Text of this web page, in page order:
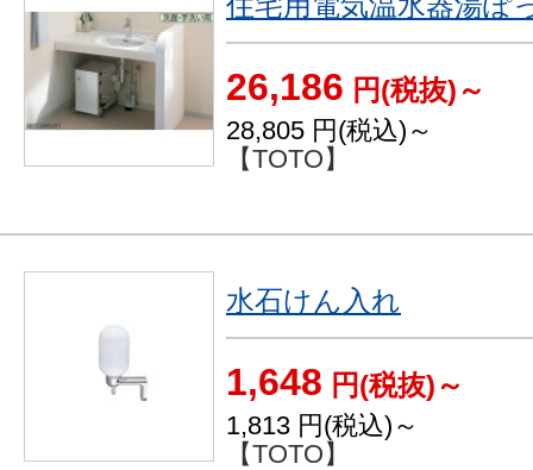
26,186 円(税抜)～
28,805 円(税込)～
【TOTO】
水石けん入れ
1,648 円(税抜)～
1,813 円(税込)～
【TOTO】